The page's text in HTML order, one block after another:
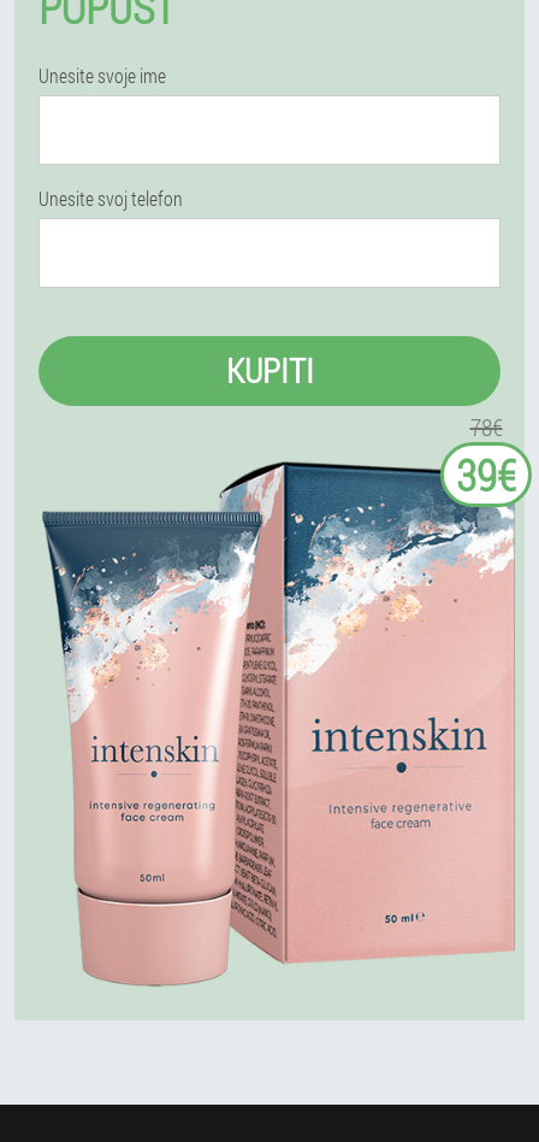
Unesite svoje ime
Unesite svoj telefon
KUPITI
78€
39€